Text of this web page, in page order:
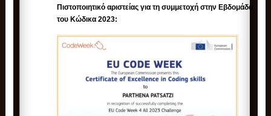
Πιστοποιητικό αριστείας για τη συμμετοχή στην Eβδομάδα
του Kώδικα 2023: